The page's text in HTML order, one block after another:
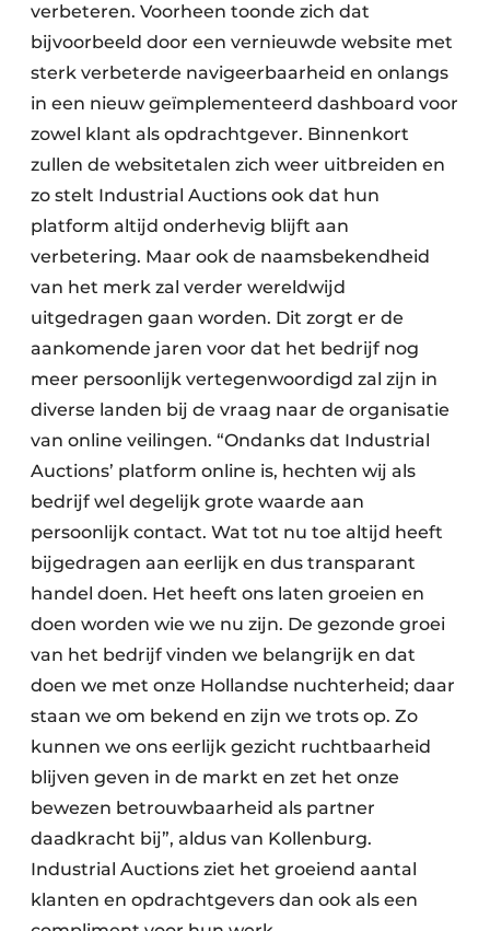
verbeteren. Voorheen toonde zich dat
bijvoorbeeld door een vernieuwde website met
sterk verbeterde navigeerbaarheid en onlangs
in een nieuw geïmplementeerd dashboard voor
zowel klant als opdrachtgever. Binnenkort
zullen de websitetalen zich weer uitbreiden en
zo stelt Industrial Auctions ook dat hun
platform altijd onderhevig blijft aan
verbetering. Maar ook de naamsbekendheid
van het merk zal verder wereldwijd
uitgedragen gaan worden. Dit zorgt er de
aankomende jaren voor dat het bedrijf nog
meer persoonlijk vertegenwoordigd zal zijn in
diverse landen bij de vraag naar de organisatie
van online veilingen. “Ondanks dat Industrial
Auctions’ platform online is, hechten wij als
bedrijf wel degelijk grote waarde aan
persoonlijk contact. Wat tot nu toe altijd heeft
bijgedragen aan eerlijk en dus transparant
handel doen. Het heeft ons laten groeien en
doen worden wie we nu zijn. De gezonde groei
van het bedrijf vinden we belangrijk en dat
doen we met onze Hollandse nuchterheid; daar
staan we om bekend en zijn we trots op. Zo
kunnen we ons eerlijk gezicht ruchtbaarheid
blijven geven in de markt en zet het onze
bewezen betrouwbaarheid als partner
daadkracht bij”, aldus van Kollenburg.
Industrial Auctions ziet het groeiend aantal
klanten en opdrachtgevers dan ook als een